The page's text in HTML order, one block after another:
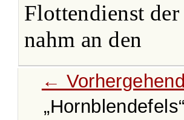
Flottendienst
nahm an den
←
Hornblendefels